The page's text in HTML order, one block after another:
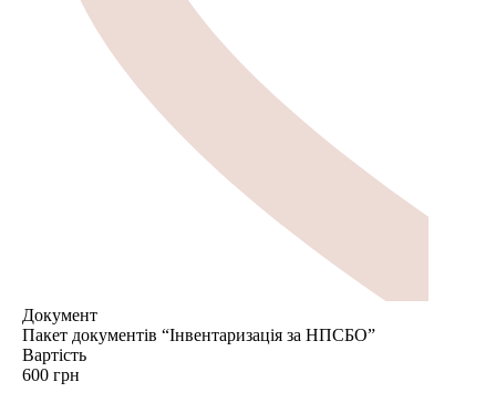
Документ
Пакет документів “Інвентаризація за НПСБО”
Вартість
600 грн